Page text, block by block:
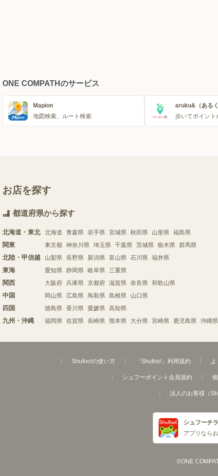
ONE COMPATHのサービス
Mapion
地図検索、ルート検索
aruku&（ある
歩いてポイント
お店を探す
都道府県から探す
北海道・東北 北海道 青森県 岩手県 宮城県 秋田県 山形県 福島県
関東 東京都 神奈川県 埼玉県 千葉県 茨城県 栃木県 群馬県
北陸・甲信越 山梨県 長野県 新潟県 富山県 石川県 福井県
東海 愛知県 静岡県 岐阜県 三重県
関西 大阪府 兵庫県 京都府 滋賀県 奈良県 和歌山県
中国 岡山県 広島県 鳥取県 島根県 山口県
四国 徳島県 香川県 愛媛県 高知県
九州・沖縄 福岡県 佐賀県 長崎県 熊本県 大分県 宮崎県 鹿児島県 沖縄県
Shufoo!の使い方 「Shufoo!」利用規約 よ
シュフーポイント会員規約
法人のお客様（
シュフーチ
アプリなら
©ONE